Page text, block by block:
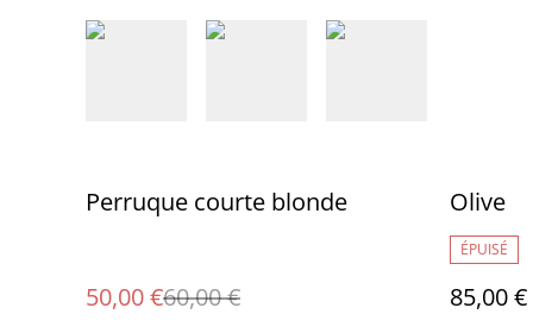
%
Perruque courte blonde
50,00 €60,00 €
Olive
ÉPUISÉ
85,00 €